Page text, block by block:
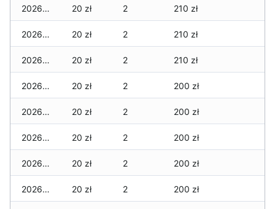
2026-03-09 20 zł 2 210 zł
2026-03-08 20 zł 2 210 zł
2026-03-07 20 zł 2 210 zł
2026-03-06 20 zł 2 200 zł
2026-03-05 20 zł 2 200 zł
2026-03-04 20 zł 2 200 zł
2026-03-03 20 zł 2 200 zł
2026-03-02 20 zł 2 200 zł